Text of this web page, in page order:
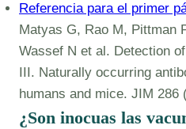
Referencia para el primer
Matyas G, Rao M, Pittman
Wassef N et al. Detection
III. Naturally occurring
humans and mice. JIM 286
¿Son inocuas las